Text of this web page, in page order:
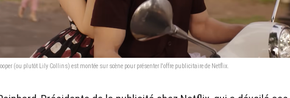
(ou plutôt Lily Collins) est montée sur scène pour présenter l'offre publicitaire de Netflix.